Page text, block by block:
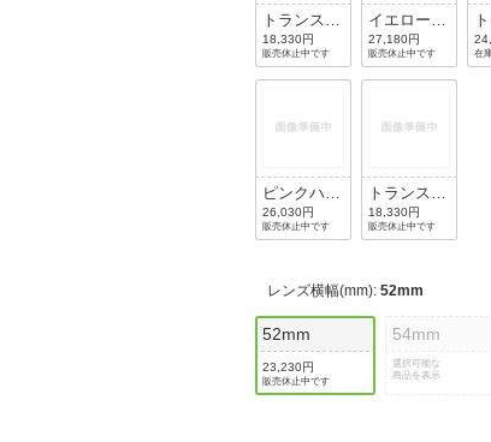
トランスペ
アレントグ
リーン/ダ
ークグレー
18,330円
販売休止中です
イエローハ
バナ/偏光
クリアグラ
ディエント
27,180円
販売休止中です 在
ピンクハバ
ナ/偏光ク
リアグラデ
26,030円
販売休止中です
トランスペ
アレントバ
イオレッ
18,330円
販売休止中です
レンズ横幅(mm):52mm
52mm
23,230円
販売休止中です
54mm
選択可能な
商品を表示